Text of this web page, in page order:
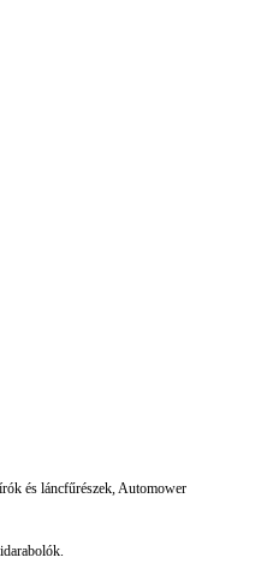
és láncfűrészek, Automower